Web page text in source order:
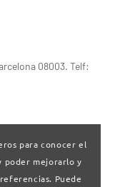
08003. Telf:
|Política de privacitat
para conocer el
poder mejorarlo y
Puede